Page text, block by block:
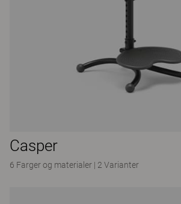
Casper
6 Farger og materialer | 2 Varianter